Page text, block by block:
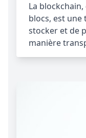
La
blocs, est
stocker et de
manière